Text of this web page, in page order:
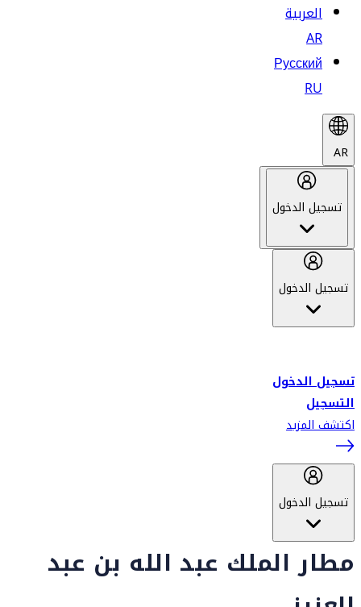
العربية
AR
Русский
RU
AR
تسجيل الدخول
تسجيل الدخول
تسجيل الدخول
التسجيل
اكتشف المزيد
تسجيل الدخول
مطار الملك عبد الله بن عبد